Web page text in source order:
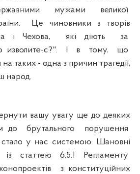
мужами великої
Це чиновники з творів
і Чехова, які діють за
изволите-с?". І в тому, що
таких - одна з причин трагедії,
народ.
вашу увагу ще до деяких
до брутального порушення
у нас системою. Шановні
статтею 6.5.1 Регламенту
з конституційних